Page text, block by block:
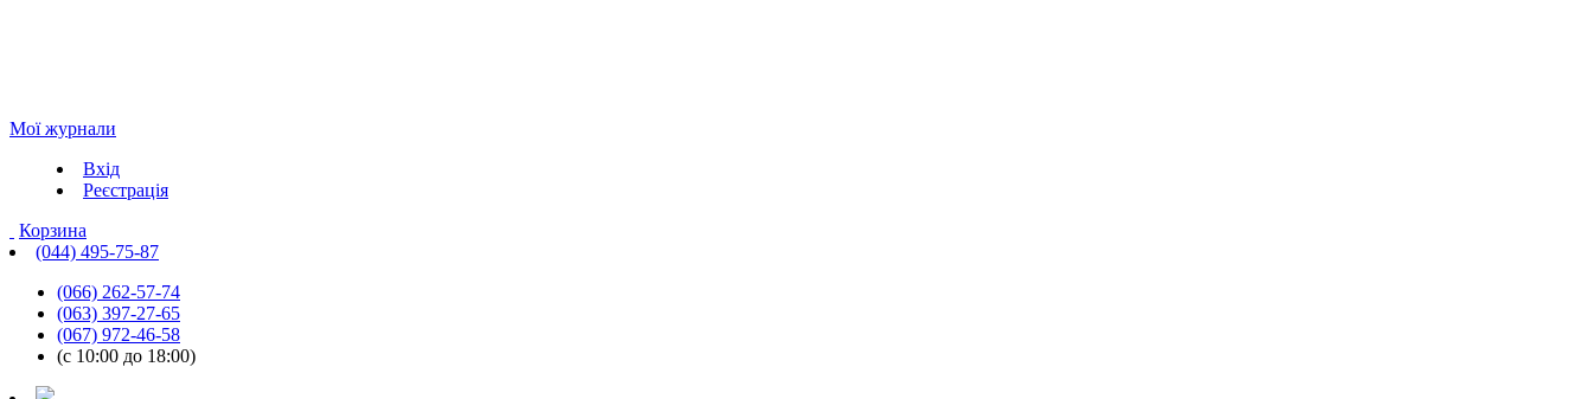
Мої журнали
Вхід
Реєстрація
Корзина
(044) 495-75-87
(066) 262-57-74
(063) 397-27-65
(067) 972-46-58
(с 10:00 до 18:00)